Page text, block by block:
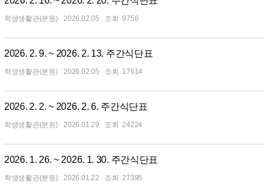
학생생활관(분원) 2026.02.05 9756
2026. 2. 9. ~ 2026. 2. 13. 주간식단표
학생생활관(분원) 2026.02.05 17614
2026. 2. 2. ~ 2026. 2. 6. 주간식단표
학생생활관(분원) 2026.01.29 24224
2026. 1. 26. ~ 2026. 1. 30. 주간식단표
학생생활관(분원) 2026.01.22 27395